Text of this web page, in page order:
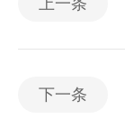
上一条
下一条